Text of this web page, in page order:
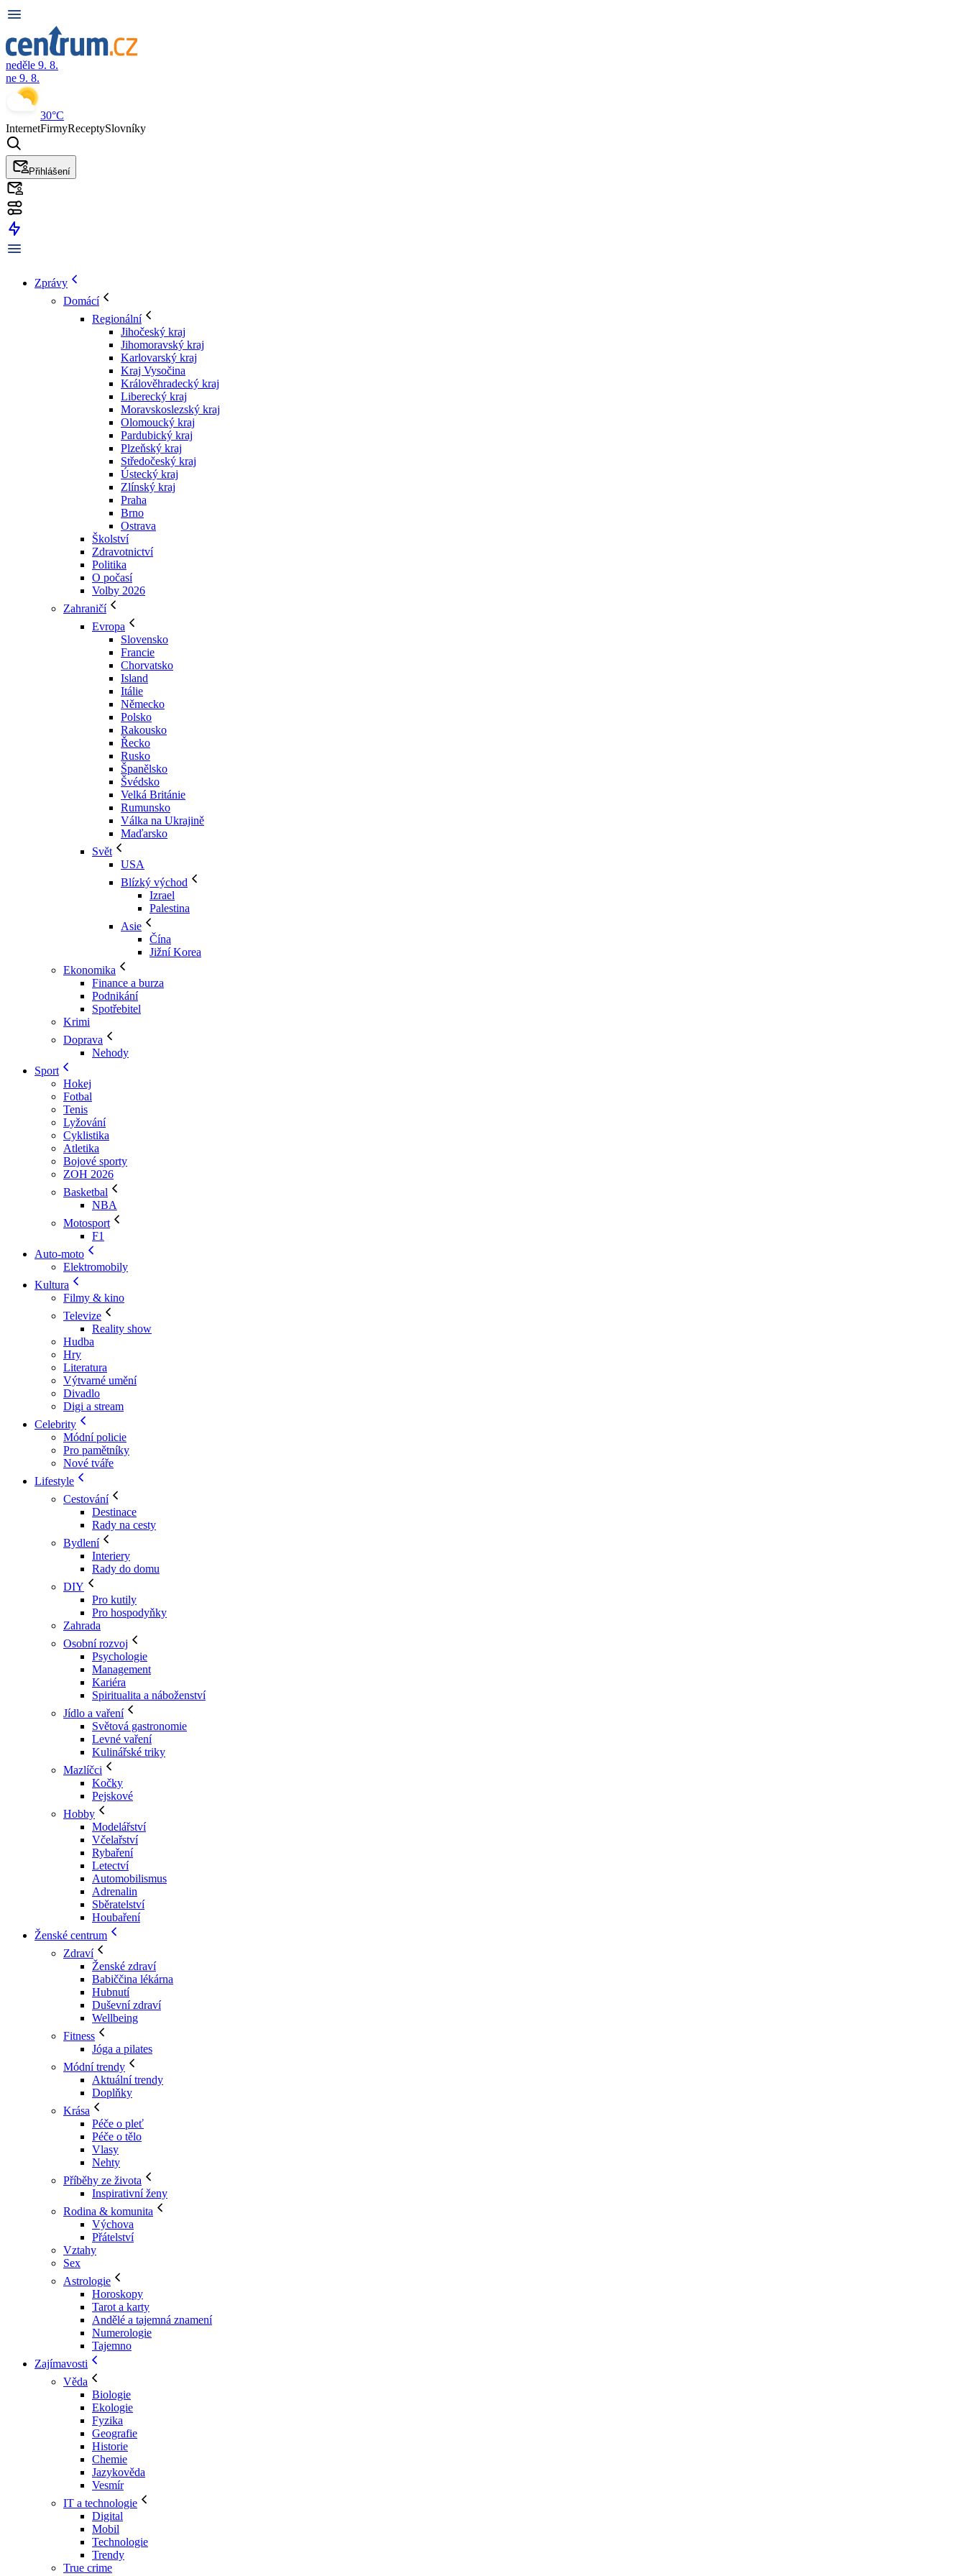
neděle 9. 8.
ne 9. 8.
30°C
InternetFirmyReceptySlovníky
Přihlášení
Zprávy
Domácí
Regionální
Jihočeský kraj
Jihomoravský kraj
Karlovarský kraj
Kraj Vysočina
Králověhradecký kraj
Liberecký kraj
Moravskoslezský kraj
Olomoucký kraj
Pardubický kraj
Plzeňský kraj
Středočeský kraj
Ústecký kraj
Zlínský kraj
Praha
Brno
Ostrava
Školství
Zdravotnictví
Politika
O počasí
Volby 2026
Zahraničí
Evropa
Slovensko
Francie
Chorvatsko
Island
Itálie
Německo
Polsko
Rakousko
Řecko
Rusko
Španělsko
Švédsko
Velká Británie
Rumunsko
Válka na Ukrajině
Maďarsko
Svět
USA
Blízký východ
Izrael
Palestina
Asie
Čína
Jižní Korea
Ekonomika
Finance a burza
Podnikání
Spotřebitel
Krimi
Doprava
Nehody
Sport
Hokej
Fotbal
Tenis
Lyžování
Cyklistika
Atletika
Bojové sporty
ZOH 2026
Basketbal
NBA
Motosport
F1
Auto-moto
Elektromobily
Kultura
Filmy & kino
Televize
Reality show
Hudba
Hry
Literatura
Výtvarné umění
Divadlo
Digi a stream
Celebrity
Módní policie
Pro pamětníky
Nové tváře
Lifestyle
Cestování
Destinace
Rady na cesty
Bydlení
Interiery
Rady do domu
DIY
Pro kutily
Pro hospodyňky
Zahrada
Osobní rozvoj
Psychologie
Management
Kariéra
Spiritualita a náboženství
Jídlo a vaření
Světová gastronomie
Levné vaření
Kulinářské triky
Mazlíčci
Kočky
Pejskové
Hobby
Modelářství
Včelařství
Rybaření
Letectví
Automobilismus
Adrenalin
Sběratelství
Houbaření
Ženské centrum
Zdraví
Ženské zdraví
Babiččina lékárna
Hubnutí
Duševní zdraví
Wellbeing
Fitness
Jóga a pilates
Módní trendy
Aktuální trendy
Doplňky
Krása
Péče o pleť
Péče o tělo
Vlasy
Nehty
Příběhy ze života
Inspirativní ženy
Rodina & komunita
Výchova
Přátelství
Vztahy
Sex
Astrologie
Horoskopy
Tarot a karty
Andělé a tajemná znamení
Numerologie
Tajemno
Zajímavosti
Věda
Biologie
Ekologie
Fyzika
Geografie
Historie
Chemie
Jazykověda
Vesmír
IT a technologie
Digital
Mobil
Technologie
Trendy
True crime